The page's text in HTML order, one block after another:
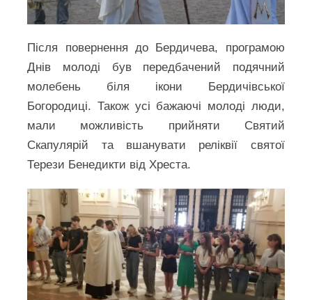
Після повернення до Бердичева, програмою
Днів молоді був передбачений подячний
молебень біля ікони Бердичівської
Богородиці. Також усі бажаючі молоді люди,
мали можливість прийняти Святий
Скапулярій та вшанувати реліквії святої
Терези Бенедикти від Хреста.